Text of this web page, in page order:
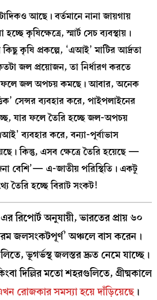
আছে। বর্তমানে নানা জায়গায়
কৃষিক্ষেত্রে, স্মার্ট সেচ ব্যবস্থায়।
কৃষি প্রকল্পে, ‘এআই’ মাটির আর্দ্রতা
জল প্রয়োজন, তা নির্ধারণ করতে
ফলে জল অপচয় কমছে। আবার, অনেক
সেন্সর ব্যবহার করে, পাইপলাইনের
যার ফলে তৈরি হচ্ছে জল-অপচয়
ব্যবহার করে, বন্যা-পূর্বাভাস
কিন্তু, এসব ক্ষেত্রে তৈরি হয়েছে —
বেশি’— এ-জাতীয় পরিস্থিতি। একটু
তৈরি হচ্ছে বিরাট সংকট!
রিপোর্ট অনুযায়ী, ভারতের প্রায় ৬০
জলসংকটপূর্ণ’ অঞ্চলে বাস করেন।
ভূগর্ভস্থ জলস্তর দ্রুত নেমে যাচ্ছে।
দিল্লির মতো শহরগুলিতে, গ্রীষ্মকালে
রোজকার সমস্যা হয়ে দাঁড়িয়েছে।